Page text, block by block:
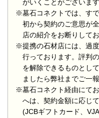
がいくことがございま
※墓石コネクトでは、す
初から契約のご意思が
店の紹介をお断りしてお
※提携の石材店には、過
行っております。評判
を解除できるものとし
ましたら弊社までご一報
※墓石コネクト経由にて
へは、契約金額に応じ
(JCBギフトカード、